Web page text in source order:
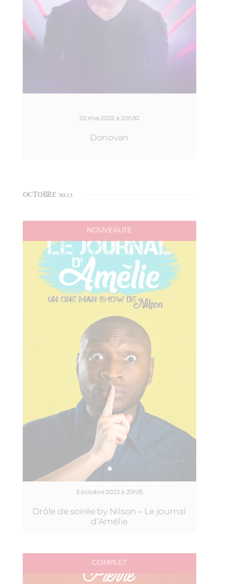
20 mai 2022 à 20h30
Donovan
OCTOBRE 2022
NOUVEAUTE
5 octobre 2022 à 20h15
Drôle de soirée by Nilson – Le journal
d’Amélie
COMPLET